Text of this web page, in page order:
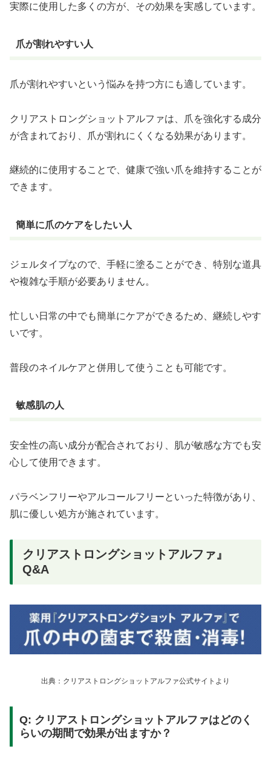
実際に使用した多くの方が、その効果を実感しています。
爪が割れやすい人
爪が割れやすいという悩みを持つ方にも適しています。
クリアストロングショットアルファは、爪を強化する成分
が含まれており、爪が割れにくくなる効果があります。
継続的に使用することで、健康で強い爪を維持することが
できます。
簡単に爪のケアをしたい人
ジェルタイプなので、手軽に塗ることができ、特別な道具
や複雑な手順が必要ありません。
忙しい日常の中でも簡単にケアができるため、継続しやす
いです。
普段のネイルケアと併用して使うことも可能です。
敏感肌の人
安全性の高い成分が配合されており、肌が敏感な方でも安
心して使用できます。
パラベンフリーやアルコールフリーといった特徴があり、
肌に優しい処方が施されています。
クリアストロングショットアルファ』
Q&A
出典：クリアストロングショットアルファ公式サイトより
Q: クリアストロングショットアルファはどのく
らいの期間で効果が出ますか？